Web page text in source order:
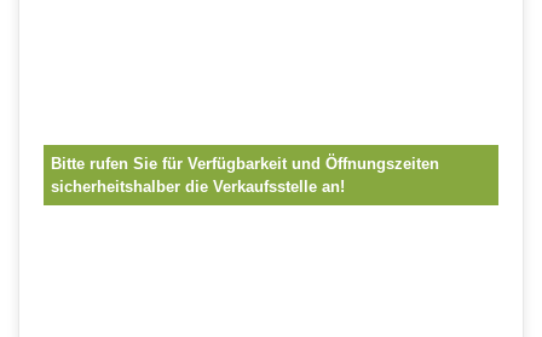
Bitte rufen Sie für Verfügbarkeit und Öffnungszeiten
sicherheitshalber die Verkaufsstelle an!